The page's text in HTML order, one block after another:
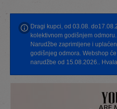
Dragi kupci, od 03.08.
kolektivnom godišnjem odmoru.
Narudžbe zaprimljene i
godišnjeg odmora. Webshop
narudžbe od 15.08.2026..